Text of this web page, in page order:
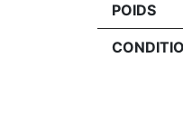
POIDS